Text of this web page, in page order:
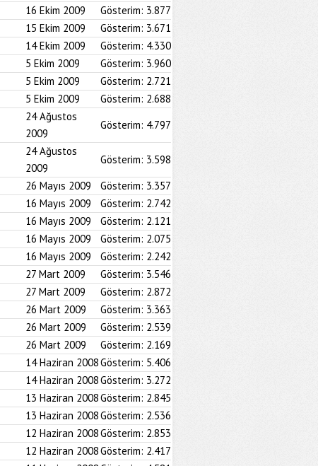
16 Ekim 2009 Gösterim: 3.877
15 Ekim 2009 Gösterim: 3.671
14 Ekim 2009 Gösterim: 4.330
5 Ekim 2009 Gösterim: 3.960
5 Ekim 2009 Gösterim: 2.721
5 Ekim 2009 Gösterim: 2.688
24 Ağustos
2009
Gösterim: 4.797
24 Ağustos
2009
Gösterim: 3.598
26 Mayıs 2009 Gösterim: 3.357
16 Mayıs 2009 Gösterim: 2.742
16 Mayıs 2009 Gösterim: 2.121
16 Mayıs 2009 Gösterim: 2.075
16 Mayıs 2009 Gösterim: 2.242
27 Mart 2009 Gösterim: 3.546
27 Mart 2009 Gösterim: 2.872
26 Mart 2009 Gösterim: 3.363
26 Mart 2009 Gösterim: 2.539
26 Mart 2009 Gösterim: 2.169
14 Haziran 2008Gösterim: 5.406
14 Haziran 2008Gösterim: 3.272
13 Haziran 2008Gösterim: 2.845
13 Haziran 2008Gösterim: 2.536
12 Haziran 2008Gösterim: 2.853
12 Haziran 2008Gösterim: 2.417